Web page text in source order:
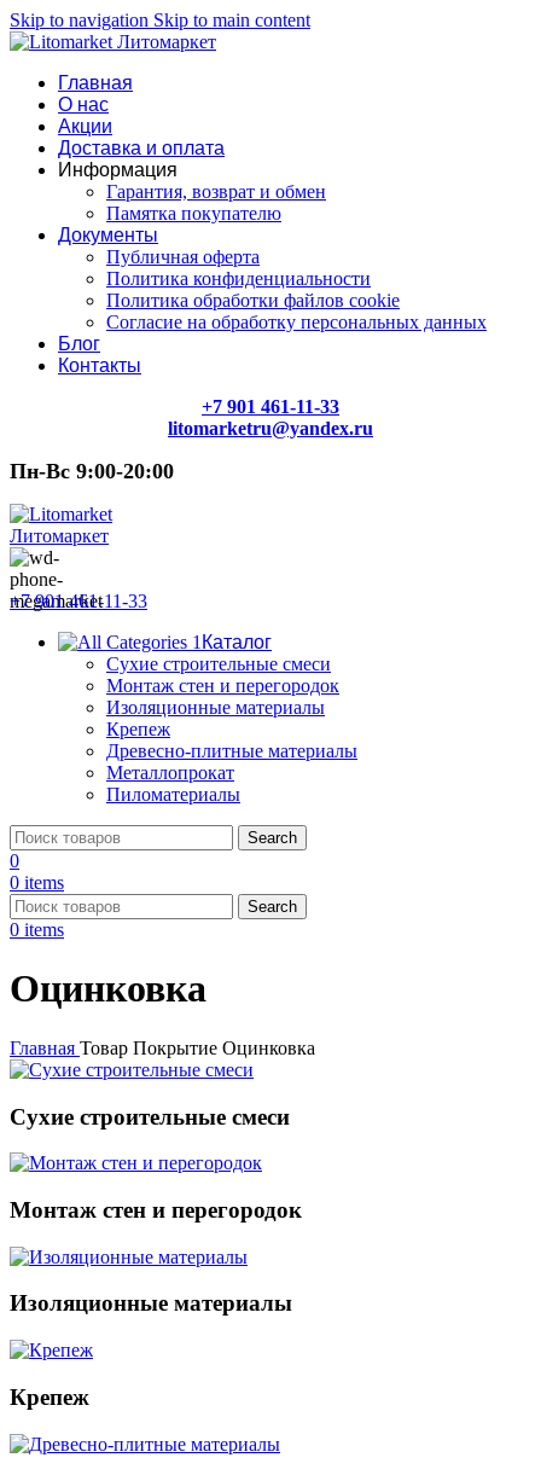
Skip to navigation Skip to main content
Главная
О нас
Акции
Доставка и оплата
Информация
Гарантия, возврат и обмен
Памятка покупателю
Документы
Публичная оферта
Политика конфиденциальности
Политика обработки файлов cookie
Согласие на обработку персональных данных
Блог
Контакты
+7 901 461-11-33
litomarketru@yandex.ru
Пн-Вс 9:00-20:00
+7 901 461-11-33
Каталог
Сухие строительные смеси
Монтаж стен и перегородок
Изоляционные материалы
Крепеж
Древесно-плитные материалы
Металлопрокат
Пиломатериалы
Search
0
0 items
Search
0 items
Оцинковка
Главная Товар Покрытие Оцинковка
Сухие строительные смеси
Монтаж стен и перегородок
Изоляционные материалы
Крепеж